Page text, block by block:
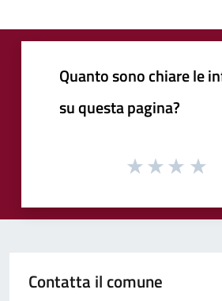
Quanto sono chiare le
su questa pagina?
Contatta il comune